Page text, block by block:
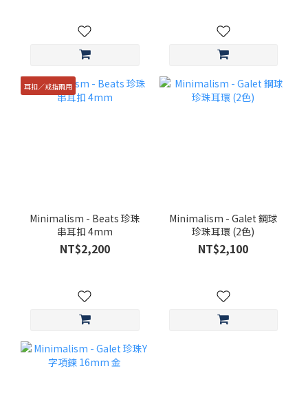
耳扣／戒指兩用
Minimalism - Beats 珍珠
串耳扣 4mm
NT$2,200
Minimalism - Galet 鋼球
珍珠耳環 (2色)
NT$2,100